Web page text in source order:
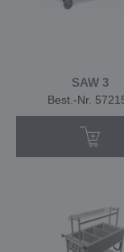
SAW 3
Best.-Nr.